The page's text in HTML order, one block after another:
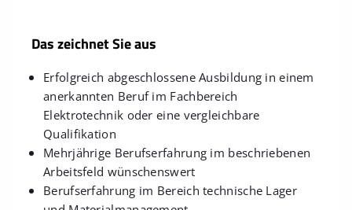
Das zeichnet Sie aus
Erfolgreich abgeschlossene Ausbildung in einem
anerkannten Beruf im Fachbereich
Elektrotechnik oder eine vergleichbare
Qualifikation
Mehrjährige Berufserfahrung im beschriebenen
Arbeitsfeld wünschenswert
Berufserfahrung im Bereich technische Lager